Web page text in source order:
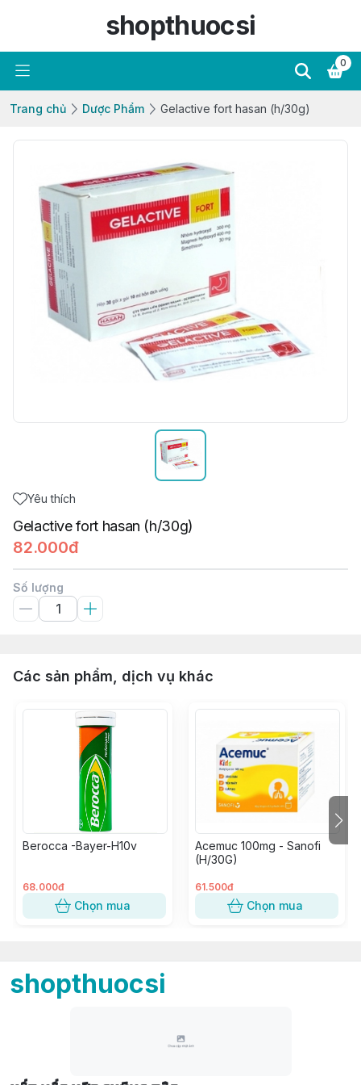
shopthuocsi
0
Trang chủ Dược Phẩm Gelactive fort hasan (h/30g)
Yêu thích
Gelactive fort hasan (h/30g)
82.000đ
Số lượng
Các sản phẩm, dịch vụ khác
Berocca -Bayer-H10v
68.000đ
Chọn mua
Acemuc 100mg - Sanofi
(H/30G)
61.500đ
Chọn mua
shopthuocsi